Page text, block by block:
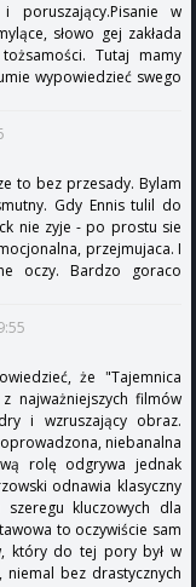
w
słowo gej zakłada
Tutaj mamy
wypowiedzieć swego
to bez przesady. Bylam
Gdy Ennis tulil do
nie zyje - po prostu sie
przejmujaca. I
oczy. Bardzo goraco
że "Tajemnica
najważniejszych filmów
i wzruszający obraz.
niebanalna
rolę odgrywa jednak
odnawia klasyczny
kluczowych dla
to oczywiście sam
który do tej pory był w
bez drastycznych